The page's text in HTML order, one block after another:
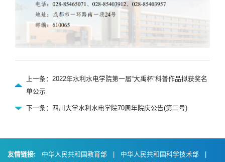
上一条：2022年水利水电学院第一届“大禹杯”科普作品拟获奖名
单公示
下一条：四川大学水利水电学院70周年院庆公告(第二号)
友情链接: 中华人民共和国教育部 中华人民共和国科学技术部